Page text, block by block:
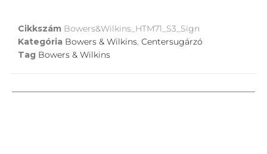
Cikkszám Bowers&Wilkins_HTM71_S3_Sign
Kategória Bowers & Wilkins, Centersugárzó
Tag Bowers & Wilkins